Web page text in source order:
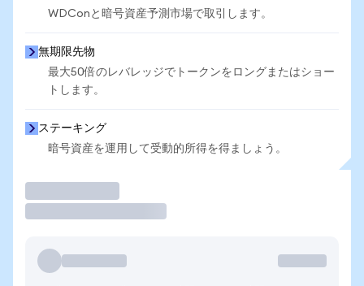
WDConと暗号資産予測市場で取引します。
無期限先物
最大50倍のレバレッジでトークンをロングまたはショー
トします。
ステーキング
暗号資産を運用して受動的所得を得ましょう。